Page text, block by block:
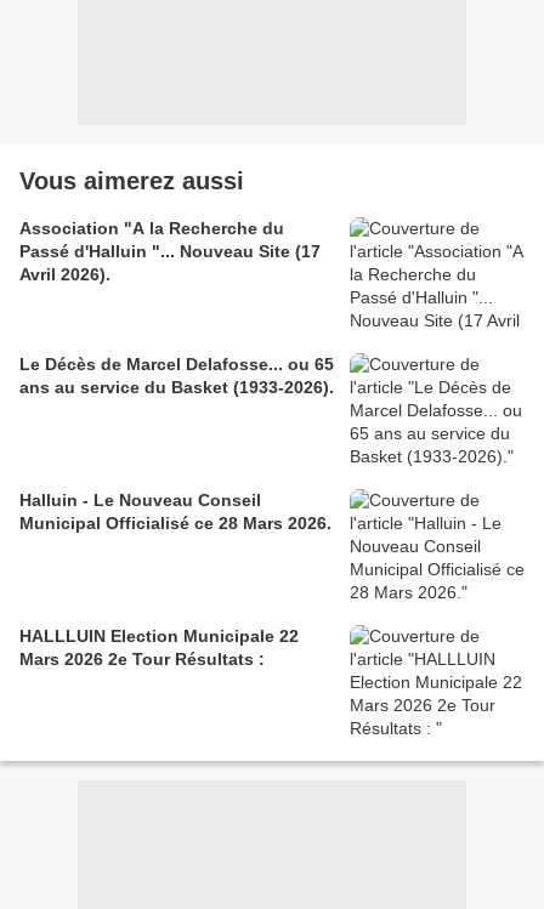
Vous aimerez aussi
Association "A la Recherche du
Passé d'Halluin "... Nouveau Site (17
Avril 2026).
Le Décès de Marcel Delafosse... ou 65
ans au service du Basket (1933-2026).
Halluin - Le Nouveau Conseil
Municipal Officialisé ce 28 Mars 2026.
HALLLUIN Election Municipale 22
Mars 2026 2e Tour Résultats :